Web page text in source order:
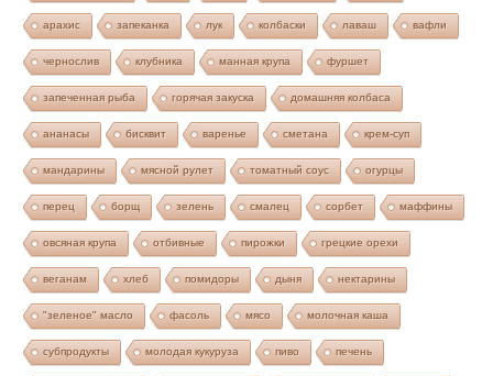
арахис запеканка лук колбаски лаваш вафли
чернослив клубника манная крупа фуршет
запеченная рыба горячая закуска домашняя колбаса
ананасы бисквит варенье сметана крем-суп
мандарины мясной рулет томатный соус огурцы
перец борщ зелень смалец сорбет маффины
овсяная крупа отбивные пирожки грецкие орехи
веганам хлеб помидоры дыня нектарины
"зеленое" масло фасоль мясо молочная каша
субпродукты молодая кукуруза пиво печень